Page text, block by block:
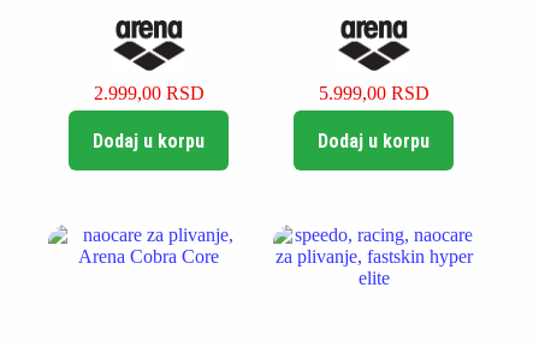
2.999,00 RSD
Dodaj u korpu
5.999,00 RSD
Dodaj u korpu